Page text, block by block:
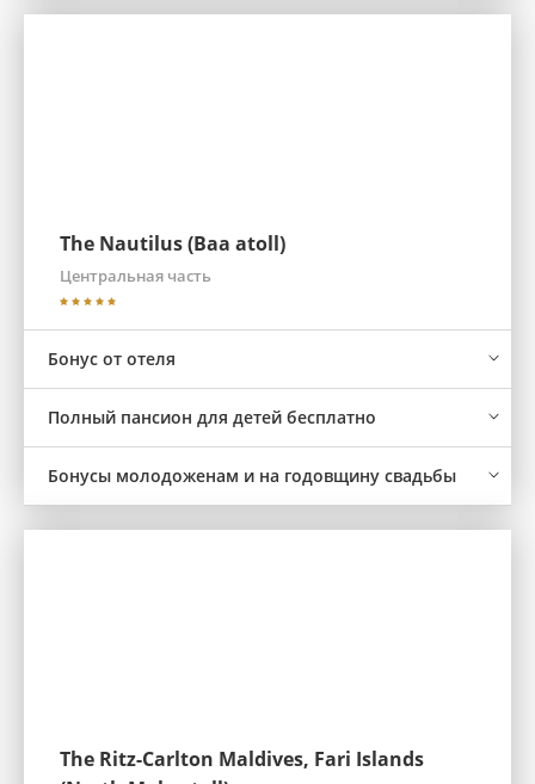
The Nautilus (Baa atoll)
Центральная часть
Бонус от отеля
Полный пансион для детей бесплатно
Бонусы молодоженам и на годовщину свадьбы
The Ritz-Carlton Maldives, Fari Islands